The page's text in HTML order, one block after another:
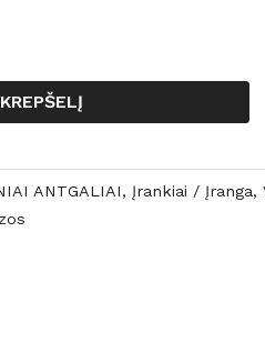
ANTGALIAI, Įrankiai / Įranga,